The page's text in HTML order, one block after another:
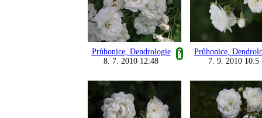
Průhonice, Dendrologie
?
8. 7. 2010 12:48
Průhonice,
7. 9. 2010 10:5